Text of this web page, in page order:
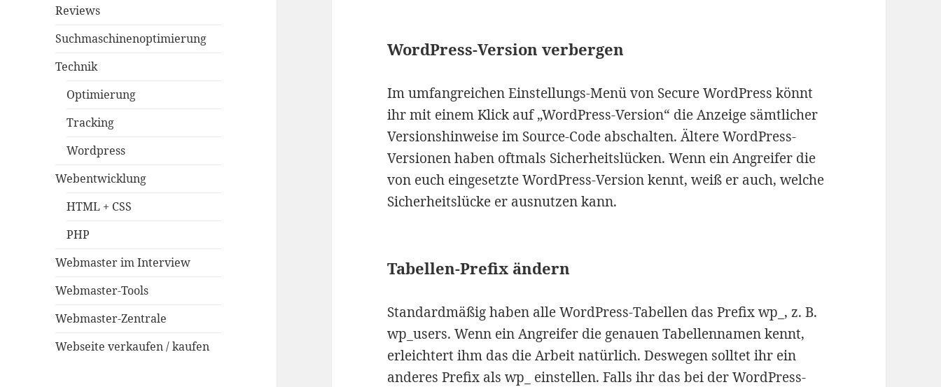
Reviews
Suchmaschinenoptimierung
Technik
Optimierung
Tracking
Wordpress
Webentwicklung
HTML + CSS
PHP
Webmaster im Interview
Webmaster-Tools
Webmaster-Zentrale
Webseite verkaufen / kaufen
WordPress-Version verbergen
Im umfangreichen Einstellungs-Menü von Secure WordPress könnt
ihr mit einem Klick auf „WordPress-Version“ die Anzeige sämtlicher
Versionshinweise im Source-Code abschalten. Ältere WordPress-
Versionen haben oftmals Sicherheitslücken. Wenn ein Angreifer die
von euch eingesetzte WordPress-Version kennt, weiß er auch, welche
Sicherheitslücke er ausnutzen kann.
Tabellen-Prefix ändern
Standardmäßig haben alle WordPress-Tabellen das Prefix wp_, z. B.
wp_users. Wenn ein Angreifer die genauen Tabellennamen kennt,
erleichtert ihm das die Arbeit natürlich. Deswegen solltet ihr ein
anderes Prefix als wp_ einstellen. Falls ihr das bei der WordPress-